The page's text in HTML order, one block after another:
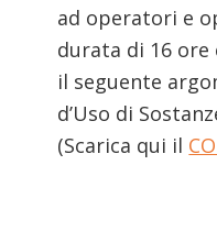
ad operatori e
durata di 16
il seguente
d’Uso di
(Scarica qui il